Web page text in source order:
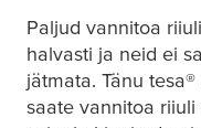
Paljud vannitoa
halvasti ja neid ei
jätmata. Tänu tesa®
saate vannitoa